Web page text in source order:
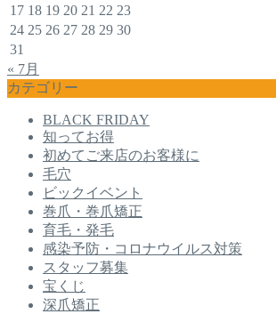
17 18 19 20 21 22 23
24 25 26 27 28 29 30
31
« 7月
カテゴリー
BLACK FRIDAY
知ってお得
初めてご来店のお客様に
毛穴
ビックイベント
巻爪・巻爪矯正
育毛・発毛
感染予防・コロナウイルス対策
スタッフ募集
宝くじ
深爪矯正